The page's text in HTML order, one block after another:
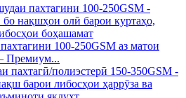
100-250GSM аз матои
Премиум...